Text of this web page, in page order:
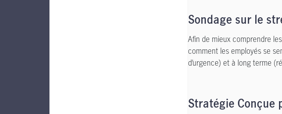
Sondage sur le
Afin de mieux comprendre
comment les employés se
d’urgence) et à long terme
Stratégie Conçue